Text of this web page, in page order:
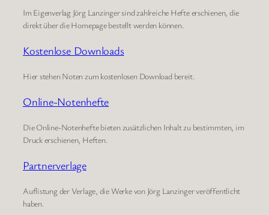
Im Eigenverlag Jörg Lanzinger sind zahlreiche Hefte erschienen, die
direkt über die Homepage bestellt werden können.
Kostenlose Downloads
Hier stehen Noten zum kostenlosen Download bereit.
Online-Notenhefte
Die Online-Notenhefte bieten zusätzlichen Inhalt zu bestimmten, im
Druck erschienen, Heften.
Partnerverlage
Auflistung der Verlage, die Werke von Jörg Lanzinger veröffentlicht
haben.